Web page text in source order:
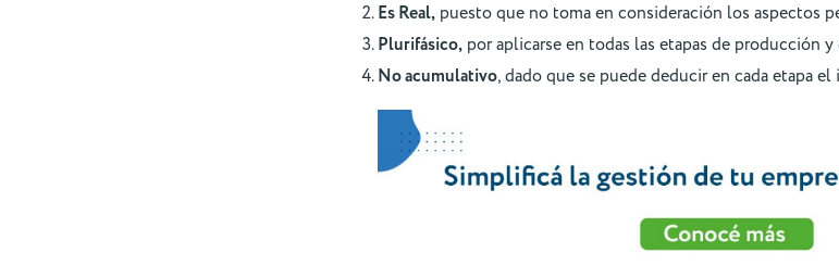
Es Real, puesto que no toma en consideración los aspectos
Plurifásico, por aplicarse en todas las etapas de producción
No acumulativo, dado que se puede deducir en cada etapa